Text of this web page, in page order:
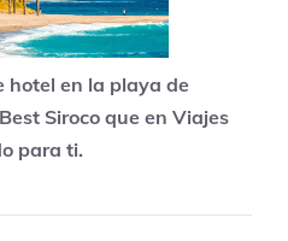
hotel en la playa de
Siroco que en Viajes
para ti.